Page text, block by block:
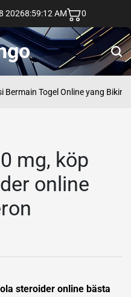
20268:59:13 AM 0
Bermain Togel Online yang Bikin
mg, köp
online
steroider online bästa